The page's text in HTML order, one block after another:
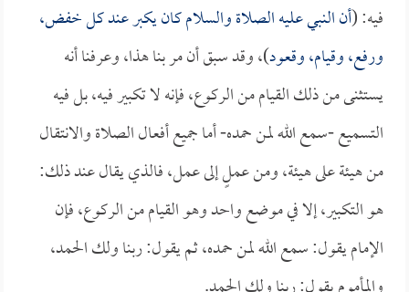
فيه: (أن النبي عليه الصلاة والسلام كان يكبر عند كل خفض،
ورفع، وقيام، وقعود)، وقد سبق أن مر بنا هذا، وعرفنا أنه
يستثنى من ذلك القيام من الركوع، فإنه لا تكبير فيه، بل فيه
التسميع -سمع الله لمن حمده- أما جميع أفعال الصلاة والانتقال
من هيئة على هيئة، ومن عملٍ إلى عمل، فالذي يقال عند ذلك:
هو التكبير، إلا في موضع واحد وهو القيام من الركوع، فإن
الإمام يقول: سمع الله لمن حمده، ثم يقول: ربنا ولك الحمد،